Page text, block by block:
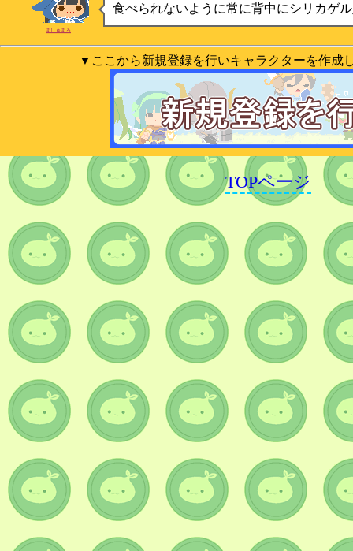
食べられないように常に背中にシリカゲ
ましゅまろ
▼ここから新規登録を行いキャラクターを作成
TOPページ